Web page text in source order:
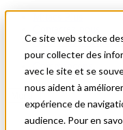
Ce site web stocke
pour collecter des
avec le site et se
nous aident à
expérience de
audience. Pour en
Nouvelles et
English
Commençons!